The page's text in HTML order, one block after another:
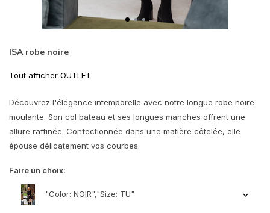
ISA robe noire
Tout afficher OUTLET
Découvrez l'élégance intemporelle avec notre longue robe noire
moulante. Son col bateau et ses longues manches offrent une
allure raffinée. Confectionnée dans une matière côtelée, elle
épouse délicatement vos courbes.
Faire un choix:
"Color: NOIR","Size: TU"